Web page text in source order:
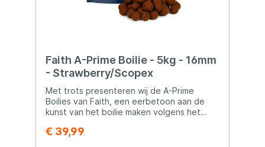
Faith A-Prime Boilie - 5kg - 16mm
- Strawberry/Scopex
Met trots presenteren wij de A-Prime
Boilies van Faith, een eerbetoon aan de
kunst van het boilie maken volgens het
traditionele ambacht nieuw leven
€ 39,99